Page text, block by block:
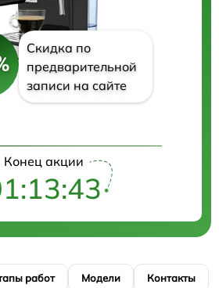
Скидка по
предварительной
записи на сайте
Конец акции
работ Модели Контакты